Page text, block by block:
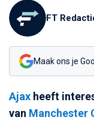
FT
Maak ons je
Ajax heeft
van Manchester